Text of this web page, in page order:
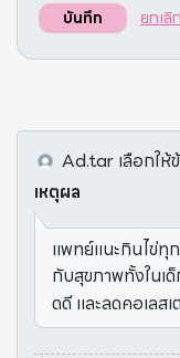
บันทึก ยกเลิ
Ad.tar เลือกใ
เหตุผล
แพทย์แนะกินไข่ทุ
กับสุขภาพทั้งในเ
ดดี และลดคอเลส